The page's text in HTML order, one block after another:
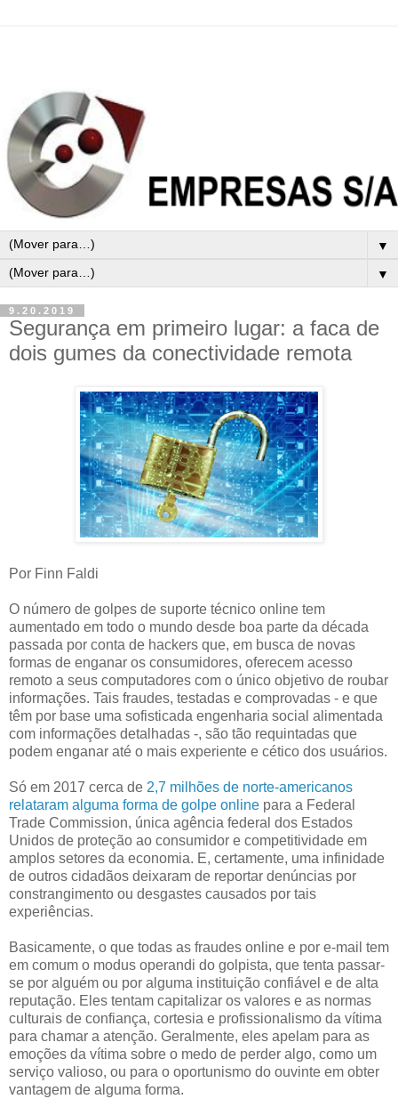
▼
▼
9.20.2019
Segurança em primeiro lugar: a faca de
dois gumes da conectividade remota
Por Finn Faldi
O número de golpes de suporte técnico online tem
aumentado em todo o mundo desde boa parte da década
passada por conta de hackers que, em busca de novas
formas de enganar os consumidores, oferecem acesso
remoto a seus computadores com o único objetivo de roubar
informações. Tais fraudes, testadas e comprovadas - e que
têm por base uma sofisticada engenharia social alimentada
com informações detalhadas -, são tão requintadas que
podem enganar até o mais experiente e cético dos usuários.
Só em 2017 cerca de 2,7 milhões de norte-americanos
relataram alguma forma de golpe online para a Federal
Trade Commission, única agência federal dos Estados
Unidos de proteção ao consumidor e competitividade em
amplos setores da economia. E, certamente, uma infinidade
de outros cidadãos deixaram de reportar denúncias por
constrangimento ou desgastes causados por tais
experiências.
Basicamente, o que todas as fraudes online e por e-mail tem
em comum o modus operandi do golpista, que tenta passar-
se por alguém ou por alguma instituição confiável e de alta
reputação. Eles tentam capitalizar os valores e as normas
culturais de confiança, cortesia e profissionalismo da vítima
para chamar a atenção. Geralmente, eles apelam para as
emoções da vítima sobre o medo de perder algo, como um
serviço valioso, ou para o oportunismo do ouvinte em obter
vantagem de alguma forma.